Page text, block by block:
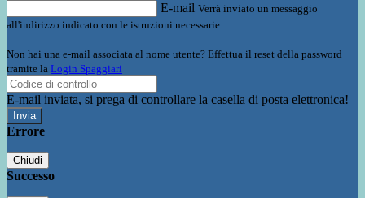
E-mail Verrà inviato un messaggio
all'indirizzo indicato con le istruzioni necessarie.
Non hai una e-mail associata al nome utente? Effettua il reset della password
tramite la Login Spaggiari
E-mail inviata, si prega di controllare la casella di posta elettronica!
Errore
Chiudi
Successo